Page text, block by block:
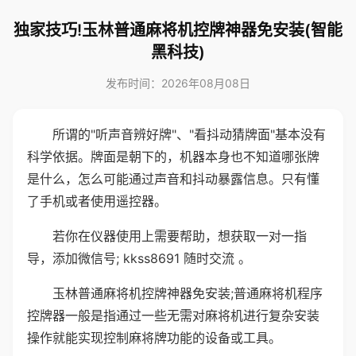
独家技巧!玉林普通麻将机控牌神器免安装(智能
黑科技)
发布时间：2026年08月08日
所谓的"听声音辨好牌"、"看抖动猜牌面"基本没有
科学依据。牌面是朝下的，机器本身也不知道哪张牌
是什么，怎么可能通过声音和抖动暴露信息。只有懂
了手机或者使用遥控器。
若你在仪器使用上需要帮助，想获取一对一指
导，添加微信号; kkss8691 随时交流 。
玉林普通麻将机控牌神器免安装;普通麻将机程序
控牌器一般是指通过一些无需对麻将机进行复杂安装
操作就能实现控制麻将牌功能的设备或工具。